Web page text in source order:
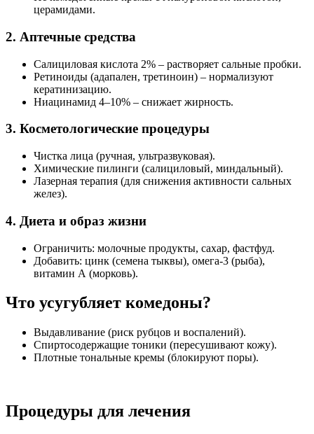
церамидами.
2. Аптечные средства
Салициловая кислота 2% – растворяет сальные пробки.
Ретиноиды (адапален, третиноин) – нормализуют
кератинизацию.
Ниацинамид 4–10% – снижает жирность.
3. Косметологические процедуры
Чистка лица (ручная, ультразвуковая).
Химические пилинги (салициловый, миндальный).
Лазерная терапия (для снижения активности сальных
желез).
4. Диета и образ жизни
Ограничить: молочные продукты, сахар, фастфуд.
Добавить: цинк (семена тыквы), омега-3 (рыба),
витамин А (морковь).
Что усугубляет комедоны?
Выдавливание (риск рубцов и воспалений).
Спиртосодержащие тоники (пересушивают кожу).
Плотные тональные кремы (блокируют поры).
Процедуры для лечения